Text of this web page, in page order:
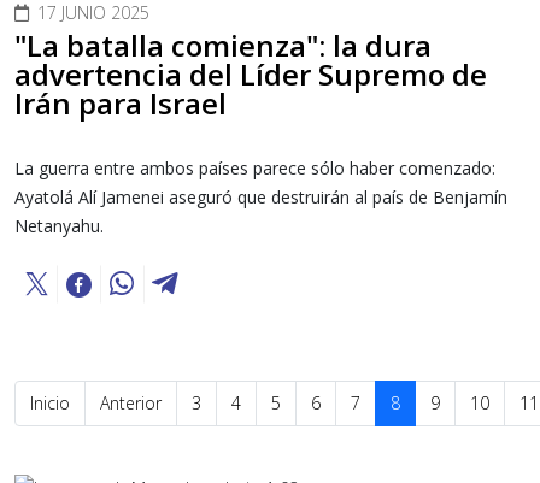
17 JUNIO 2025
"La batalla comienza": la dura
advertencia del Líder Supremo de
Irán para Israel
La guerra entre ambos países parece sólo haber comenzado:
Ayatolá Alí Jamenei aseguró que destruirán al país de Benjamín
Netanyahu.
Inicio Anterior 3 4 5 6 7 8 9 10 11